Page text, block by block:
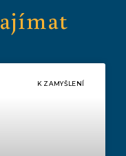
K ZAMYŠLENÍ